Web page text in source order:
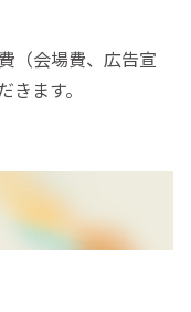
（会場費、広告宣
ます。